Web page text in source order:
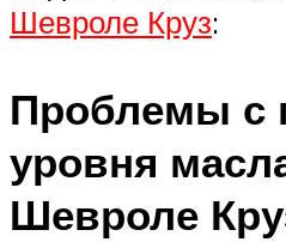
Шевроле Круз:
Проблемы с
уровня
Шевроле